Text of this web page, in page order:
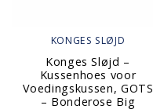
KONGES SLØJD
Konges Sløjd –
Kussenhoes voor
Voedingskussen, GOTS
– Bonderose Big